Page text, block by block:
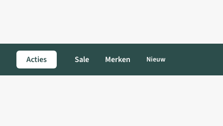
Acties Sale Merken Nieuw